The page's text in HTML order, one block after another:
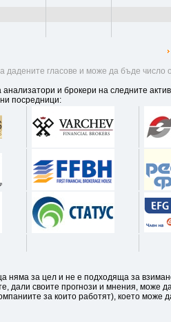
дадените гласове и може да бъде число
и брокери на следните
посредници:
няма за цел и не е подходяща за
дали своите прогнози и мнения, може
за които работят), което може